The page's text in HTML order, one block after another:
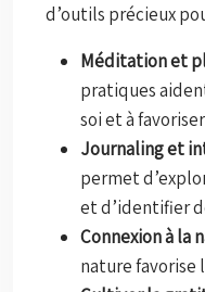
d’outils précieux
Méditation et
pratiques
soi et à
Journaling et
permet
et d’identifier
Connexion à la
nature favorise